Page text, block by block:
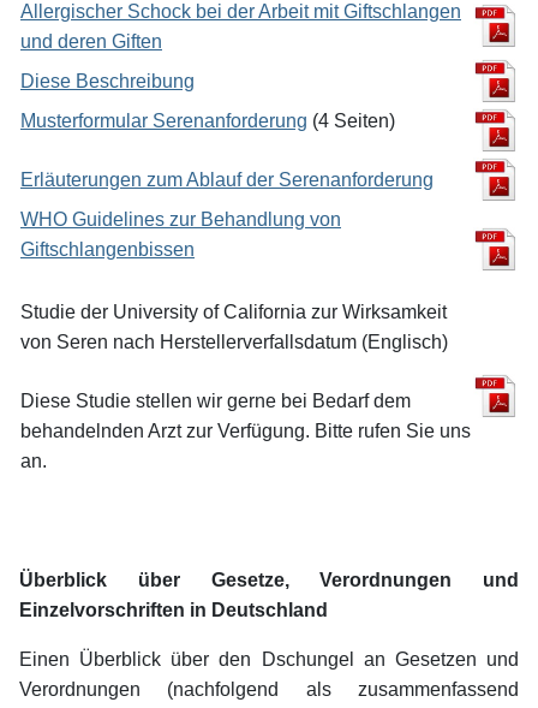
Allergischer Schock bei der Arbeit mit Giftschlangen
und deren Giften
Diese Beschreibung
Musterformular Serenanforderung (4 Seiten)
Erläuterungen zum Ablauf der Serenanforderung
WHO Guidelines zur Behandlung von
Giftschlangenbissen
Studie der University of California zur Wirksamkeit
von Seren nach Herstellerverfallsdatum (Englisch)
Diese Studie stellen wir gerne bei Bedarf dem
behandelnden Arzt zur Verfügung. Bitte rufen Sie uns
an.
Überblick über Gesetze, Verordnungen und
Einzelvorschriften in Deutschland
Einen Überblick über den Dschungel an Gesetzen und
Verordnungen (nachfolgend als zusammenfassend